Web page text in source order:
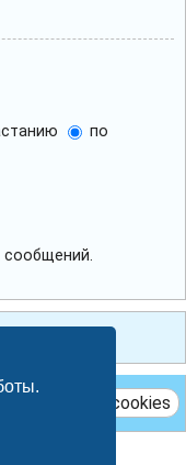
по
Удалить cookies